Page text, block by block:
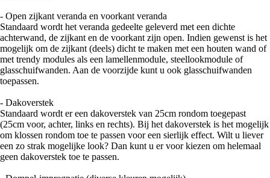
- Open zijkant veranda en voorkant veranda
Standaard wordt het veranda gedeelte geleverd met een dichte
achterwand, de zijkant en de voorkant zijn open. Indien gewenst is het
mogelijk om de zijkant (deels) dicht te maken met een houten wand of
met trendy modules als een lamellenmodule, steellookmodule of
glasschuifwanden. Aan de voorzijde kunt u ook glasschuifwanden
toepassen.
- Dakoverstek
Standaard wordt er een dakoverstek van 25cm rondom toegepast
(25cm voor, achter, links en rechts). Bij het dakoverstek is het mogelijk
om klossen rondom toe te passen voor een sierlijk effect. Wilt u liever
een zo strak mogelijke look? Dan kunt u er voor kiezen om helemaal
geen dakoverstek toe te passen.